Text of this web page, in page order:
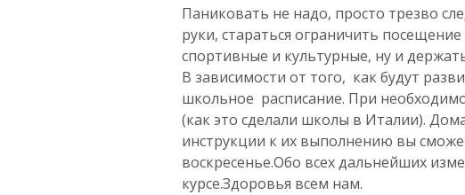
Паниковать не надо, просто трезво
руки, стараться ограничить
спортивные и культурные, ну и
В зависимости от того, как будут
школьное расписание. При
(как это сделали школы в Италии).
инструкции к их выполнению вы
воскресенье.Обо всех дальнейших
курсе.Здоровья всем нам.